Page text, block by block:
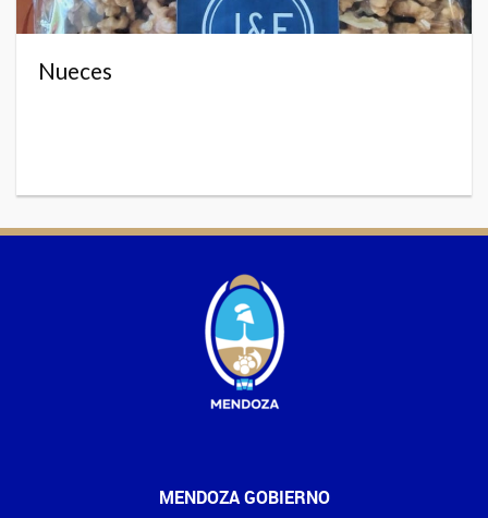
Nueces
MENDOZA GOBIERNO